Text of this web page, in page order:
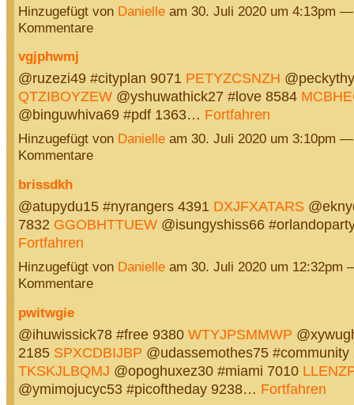
Hinzugefügt von Danielleam 30. Juli 2020 um 4:13pm —
Kommentare
vgjphwmj
@ruzezi49 #cityplan 9071 PETYZCSNZH
QTZIBOYZEW@yshuwathick27 #love 8584
@binguwhiva69 #pdf 1363… Fortfahren
Hinzugefügt von Danielleam 30. Juli 2020 um 3:10pm —
Kommentare
brissdkh
@atupydu15 #nyrangers 4391 DXJFXATARS
7832 GGOBHTTUEW@isungyshiss66
Fortfahren
Hinzugefügt von Danielleam 30. Juli 2020 um 12:32pm
Kommentare
pwitwgie
@ihuwissick78 #free 9380 WTYJPSMMWP
2185 SPXCDBIJBP @udassemothes75 #community
TKSKJLBQMJ @opoghuxez30 #miami 7010
@ymimojucyc53 #picoftheday 9238… Fortfahren